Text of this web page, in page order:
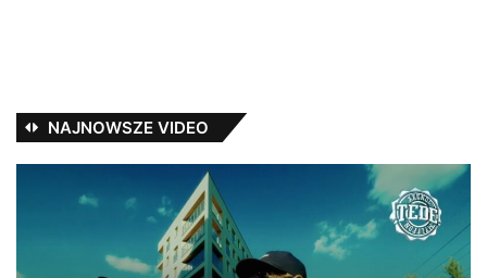
NAJNOWSZE VIDEO